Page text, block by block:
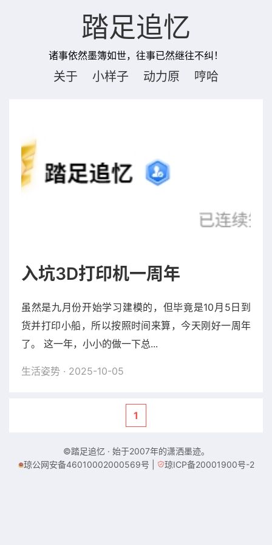
踏足追忆
诸事依然墨簿如世，往事已然继往不纠！
关于 小样子 动力原 哼哈
入坑3D打印机一周年
虽然是九月份开始学习建模的，但毕竟是10月5日到
货并打印小船，所以按照时间来算，今天刚好一周年
了。 这一年，小小的做一下总...
生活姿势 · 2025-10-05
1
©踏足追忆 · 始于2007年的潇洒墨迹。
琼公网安备46010002000569号
琼ICP备20001900号-2